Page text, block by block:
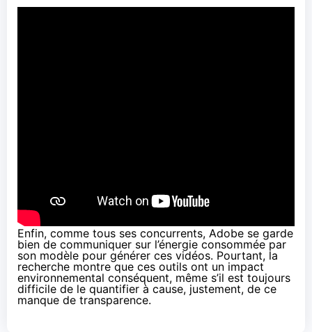
Enfin, comme tous ses concurrents, Adobe se garde
bien de communiquer sur l’énergie consommée par
son modèle pour générer ces vidéos. Pourtant, la
recherche montreque ces outils ont un impact
environnemental conséquent, même s’il est toujours
difficile de le quantifier à cause, justement, de ce
manque de transparence.